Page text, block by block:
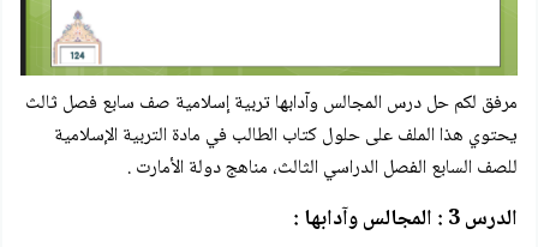
مرفق لكمحل درس المجالس وآدابها تربية إسلامية صف سابع فصل ثالث
يحتوي هذا الملف على حلول كتاب الطالب في مادة التربية الإسلامية
للصف السابع الفصل الدراسي الثالث، مناهج دولة الأمارت .
الدرس 3 : المجالس وآدابها :